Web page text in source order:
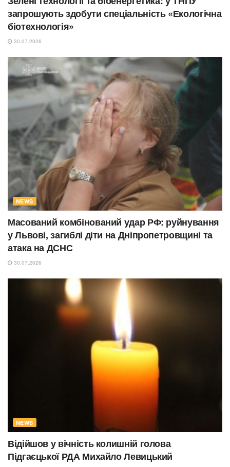
запрошують здобути спеціальність «Екологічна
біотехнологія»
30.07.2026
NEWS
Масований комбінований удар РФ: руйнування
у Львові, загиблі діти на Дніпропетровщині та
атака на ДСНС
30.07.2026
NEWS
Відійшов у вічність колишній голова
Підгаєцької РДА Михайло Левицький